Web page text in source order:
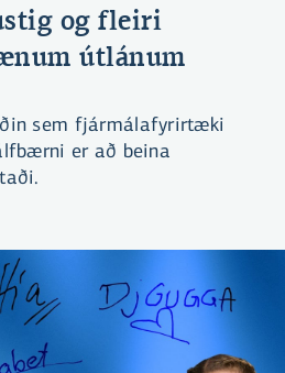
og fleiri
útlánum
sem fjármálafyrirtæki
er að beina